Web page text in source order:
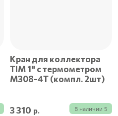
Кран для коллектора
ТIМ 1" с термометром
M308-4Т (компл. 2шт)
В наличии 5
3 310 р.